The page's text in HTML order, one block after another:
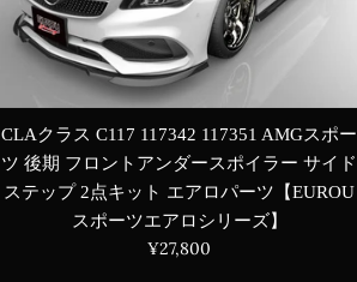
CLAクラス C117 117342 117351 AMGスポー
ツ 後期 フロントアンダースポイラー サイド
ステップ 2点キット エアロパーツ【EUROU
スポーツエアロシリーズ】
通
¥27,800